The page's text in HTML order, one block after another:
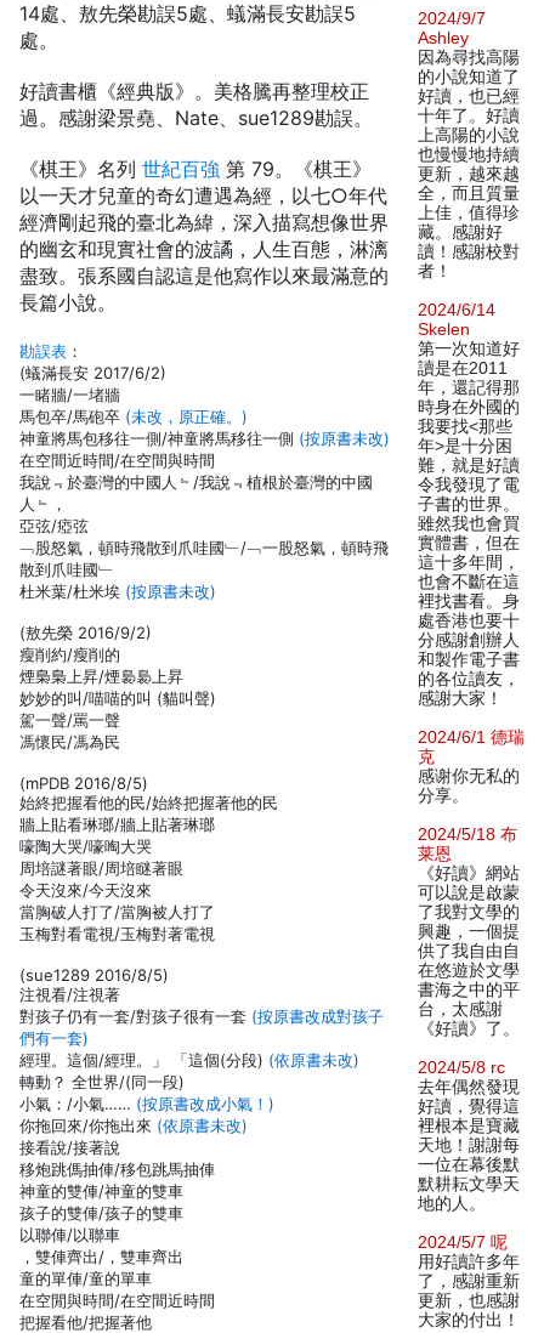
14處、敖先榮勘誤5處、蟻滿長安勘誤5
處。
好讀書櫃《經典版》。美格騰再整理校正
過。感謝梁景堯、Nate、sue1289勘誤。
《棋王》名列 世紀百強第 79。《棋王》
以一天才兒童的奇幻遭遇為經，以七○年代
經濟剛起飛的臺北為緯，深入描寫想像世界
的幽玄和現實社會的波譎，人生百態，淋漓
盡致。張系國自認這是他寫作以來最滿意的
長篇小說。
勘誤表 ：
(蟻滿長安 2017/6/2)
一睹牆/一堵牆
馬包卒/馬砲卒 (未改，原正確。)
神童將馬包移往一側/神童將馬移往一側 (按原書未改)
在空間近時間/在空間與時間
我說﹃於臺灣的中國人﹄/我說﹃植根於臺灣的中國
人﹄，
亞弦/瘂弦
﹁股怒氣，頓時飛散到爪哇國﹂/﹁一股怒氣，頓時飛
散到爪哇國﹂
杜米葉/杜米埃 (按原書未改)
(敖先榮 2016/9/2)
瘦削約/瘦削的
煙梟梟上昇/煙裊裊上昇
妙妙的叫/喵喵的叫 (貓叫聲)
駕一聲/罵一聲
馮懷民/馮為民
(mPDB 2016/8/5)
始終把握看他的民/始終把握著他的民
牆上貼看琳瑯/牆上貼著琳瑯
嚎陶大哭/嚎啕大哭
周培謎著眼/周培瞇著眼
令天沒來/今天沒來
當胸破人打了/當胸被人打了
玉梅對看電視/玉梅對著電視
(sue1289 2016/8/5)
注視看/注視著
對孩子仍有一套/對孩子很有一套 (按原書改成對孩子
們有一套)
經理。這個/經理。」 「這個(分段) (依原書未改)
轉動？ 全世界/(同一段)
小氣：/小氣…… (按原書改成小氣！)
你拖回來/你拖出來 (依原書未改)
接看說/接著說
移炮跳傌抽俥/移包跳馬抽俥
神童的雙俥/神童的雙車
孩子的雙俥/孩子的雙車
以聯俥/以聯車
，雙俥齊出/，雙車齊出
童的單俥/童的單車
在空閒與時間/在空間近時間
把握看他/把握著他
2024/9/7
Ashley
因為尋找高陽
的小說知道了
好讀，也已經
十年了。好讀
上高陽的小說
也慢慢地持續
更新，越來越
全，而且質量
上佳，值得珍
藏。感謝好
讀！感謝校對
者！
2024/6/14
Skelen
第一次知道好
讀是在2011
年，還記得那
時身在外國的
我要找<那些
年>是十分困
難，就是好讀
令我發現了電
子書的世界。
雖然我也會買
實體書，但在
這十多年間，
也會不斷在這
裡找書看。身
處香港也要十
分感謝創辦人
和製作電子書
的各位讀友，
感謝大家！
2024/6/1 德瑞
克
感谢你无私的
分享。
2024/5/18 布
莱恩
《好讀》網站
可以說是啟蒙
了我對文學的
興趣，一個提
供了我自由自
在悠遊於文學
書海之中的平
台，太感謝
《好讀》了。
2024/5/8 rc
去年偶然發現
好讀，覺得這
裡根本是寶藏
天地！謝謝每
一位在幕後默
默耕耘文學天
地的人。
2024/5/7 呢
用好讀許多年
了，感謝重新
更新，也感謝
大家的付出！